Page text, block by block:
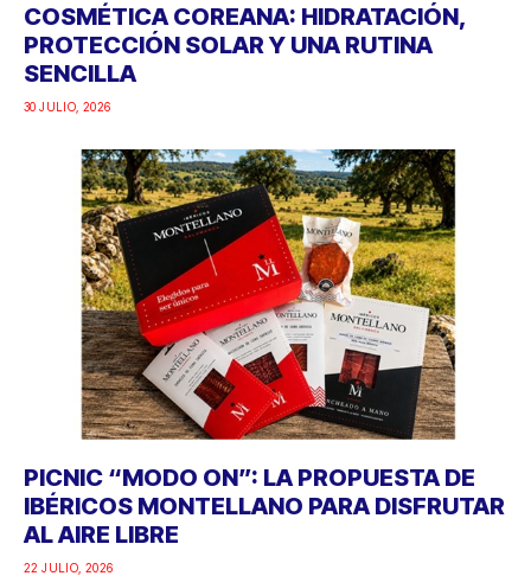
COSMÉTICA COREANA: HIDRATACIÓN,
PROTECCIÓN SOLAR Y UNA RUTINA
SENCILLA
30 JULIO, 2026
PICNIC “MODO ON”: LA PROPUESTA DE
IBÉRICOS MONTELLANO PARA DISFRUTAR
AL AIRE LIBRE
22 JULIO, 2026